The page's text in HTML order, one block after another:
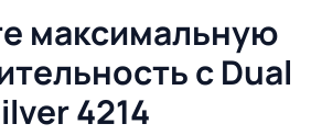
максимальную
с Dual
4214